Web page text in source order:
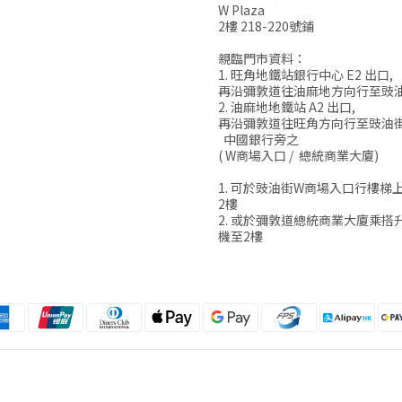
W Plaza
2樓 218-220號鋪
親臨門市資料：
1. 旺角地鐵站銀行中心 E2 出口,
再沿彌敦道往油麻地方向行至豉
2. 油麻地地鐵站 A2 出口,
再沿彌敦道往旺角方向行至豉油
中國銀行旁之
( W商場入口 / 總統商業大廈)
1. 可於豉油街W商場入口行樓梯
2樓
2. 或於彌敦道總統商業大廈乘搭
機至2樓